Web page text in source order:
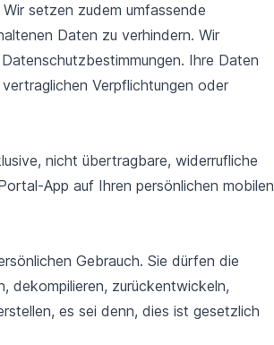
setzen zudem umfassende
Daten zu verhindern. Wir
Ihre Daten
Verpflichtungen oder
nicht übertragbare, widerrufliche
App auf Ihren persönlichen mobilen
Gebrauch. Sie dürfen die
dekompilieren, zurückentwickeln,
es sei denn, dies ist gesetzlich